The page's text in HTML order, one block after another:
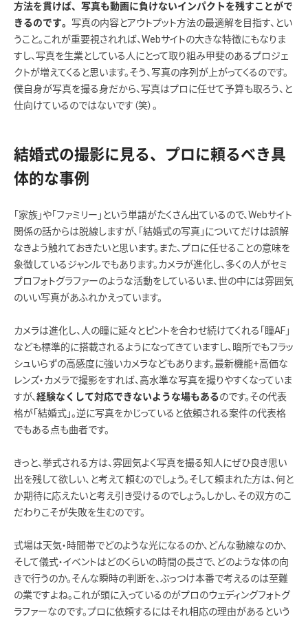
方法を貫けば、写真も動画に負けないインパクトを残すことがで
きるのです。 写真の内容とアウトプット方法の最適解を目指す、とい
うこと。これが重要視されれば、Webサイトの大きな特徴にもなりま
すし、写真を生業としている人にとって取り組み甲斐のあるプロジェ
クトが増えてくると思います。そう、写真の序列が上がってくるのです。
僕自身が写真を撮る身だから、写真はプロに任せて予算も取ろう、と
仕向けているのではないです（笑）。
結婚式の撮影に見る、プロに頼るべき具
体的な事例
「家族」や「ファミリー」という単語がたくさん出ているので、Webサイト
関係の話からは脱線しますが、「結婚式の写真」についてだけは誤解
なきよう触れておきたいと思います。また、プロに任せることの意味を
象徴しているジャンルでもあります。カメラが進化し、多くの人がセミ
プロフォトグラファーのような活動をしているいま、世の中には雰囲気
のいい写真があふれかえっています。
カメラは進化し、人の瞳に延々とピントを合わせ続けてくれる「瞳AF」
なども標準的に搭載されるようになってきていますし、暗所でもフラッ
シュいらずの高感度に強いカメラなどもあります。最新機能+高価な
レンズ・カメラで撮影をすれば、高水準な写真を撮りやすくなっていま
すが、 経験なくして対応できないような場もあるのです。その代表
格が「結婚式」。逆に写真をかじっていると依頼される案件の代表格
でもある点も曲者です。
きっと、挙式される方は、雰囲気よく写真を撮る知人にぜひ良き思い
出を残して欲しい、と考えて頼むのでしょう。そして頼まれた方は、何と
か期待に応えたいと考え引き受けるのでしょう。しかし、その双方のこ
だわりこそが失敗を生むのです。
式場は天気・時間帯でどのような光になるのか、どんな動線なのか、
そして儀式・イベントはどのくらいの時間の長さで、どのような体の向
きで行うのか。そんな瞬時の判断を、ぶっつけ本番で考えるのは至難
の業ですよね。これが頭に入っているのがプロのウェディングフォトグ
ラファーなのです。プロに依頼するにはそれ相応の理由があるという